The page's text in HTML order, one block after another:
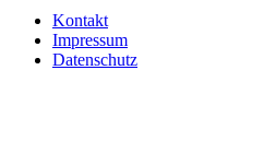
Kontakt
Impressum
Datenschutz